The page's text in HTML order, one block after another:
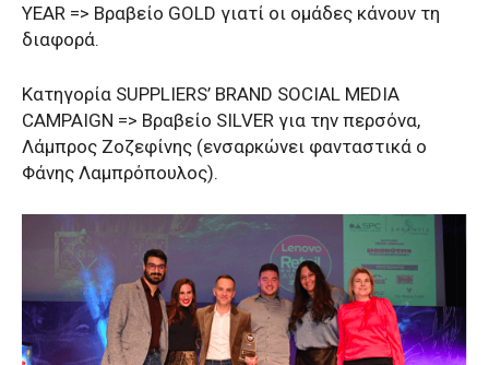
YEAR => Βραβείο GOLD γιατί οι ομάδες κάνουν τη
διαφορά.
Κατηγορία SUPPLIERS’ BRAND SOCIAL MEDIA
CAMPAIGN => Βραβείο SILVER για την περσόνα,
Λάμπρος Ζοζεφίνης (ενσαρκώνει φανταστικά ο
Φάνης Λαμπρόπουλος).